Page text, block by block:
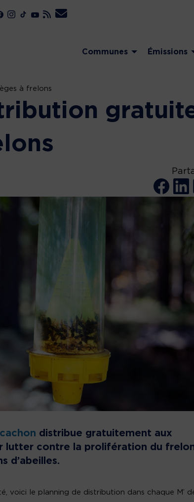
Communes Émissions
à frelons
distribue gratuitement aux
lutter contre la prolifération du
d’abeilles.
voici le planning de distribution dans chaque M’